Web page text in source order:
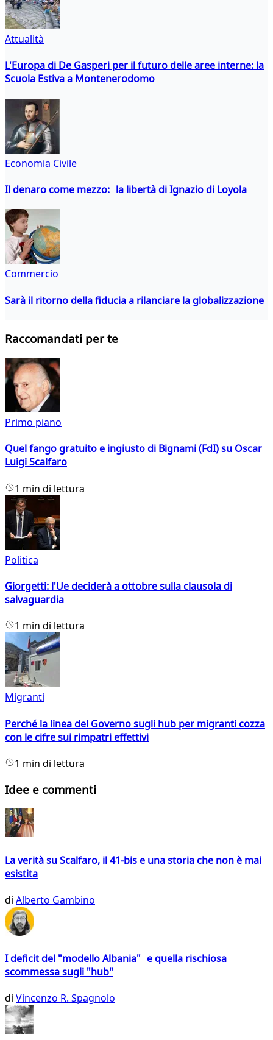
Attualità
L'Europa di De Gasperi per il futuro delle aree interne: la
Scuola Estiva a Montenerodomo
Economia Civile
Il denaro come mezzo: la libertà di Ignazio di Loyola
Commercio
Sarà il ritorno della fiducia a rilanciare la globalizzazione
Raccomandati per te
Primo piano
Quel fango gratuito e ingiusto di Bignami (FdI) su Oscar
Luigi Scalfaro
1 min di lettura
Politica
Giorgetti: l'Ue deciderà a ottobre sulla clausola di
salvaguardia
1 min di lettura
Migranti
Perché la linea del Governo sugli hub per migranti cozza
con le cifre sui rimpatri effettivi
1 min di lettura
Idee e commenti
La verità su Scalfaro, il 41-bis e una storia che non è mai
esistita
di Alberto Gambino
I deficit del "modello Albania" e quella rischiosa
scommessa sugli "hub"
di Vincenzo R. Spagnolo